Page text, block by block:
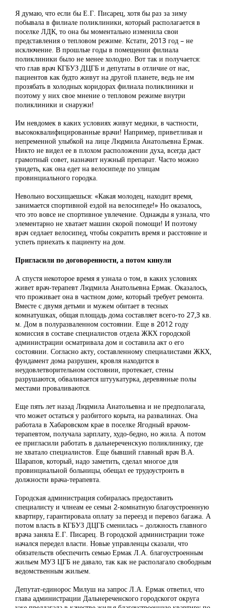
Я думаю, что если бы Е.Г. Писарец, хотя бы раз за зиму
побывала в филиале поликлиники, который располагается в
поселке ЛДК, то она бы моментально изменила свои
представления о тепловом режиме. Кстати, 2013 год – не
исключение. В прошлые годы в помещении филиала
поликлиники было не менее холодно. Вот так и получается:
что глав врач КГБУЗ ДЦГБ и депутаты в отличие от нас,
пациентов как будто живут на другой планете, ведь не им
прозябать в холодных коридорах филиала поликлиники и
поэтому у них свое мнение о тепловом режиме внутри
поликлиники и снаружи!
Им невдомек в каких условиях живут медики, в частности,
высококвалифицированные врачи! Например, приветливая и
непременной улыбкой на лице Людмила Анатольевна Ермак.
Никто не видел ее в плохом расположении духа, всегда даст
грамотный совет, назначит нужный препарат. Часто можно
увидеть, как она едет на велосипеде по улицам
провинциального городка.
Невольно восхищаешься: «Какая молодец, находит время,
занимается спортивной ездой на велосипеде!» Но оказалось,
что это вовсе не спортивное увлечение. Однажды я узнала, что
элементарно не хватает машин скорой помощи! И поэтому
врач седлает велосипед, чтобы сократить время и расстояние и
успеть приехать к пациенту на дом.
Пригласили по договоренности, а потом кинули
А спустя некоторое время я узнала о том, в каких условиях
живет врач-терапевт Людмила Анатольевна Ермак. Оказалось,
что проживает она в частном доме, который требует ремонта.
Вместе с двумя детьми и мужем обитает в тесных
комнатушках, общая площадь дома составляет всего-то 27,3 кв.
м. Дом в полуразваленном состоянии. Еще в 2012 году
комиссия в составе специалистов отдела ЖКХ городской
администрации осматривала дом и составила акт о его
состоянии. Согласно акту, составленному специалистами ЖКХ,
фундамент дома разрушен, кровля находится в
неудовлетворительном состоянии, протекает, стены
разрушаются, обваливается штуукатурка, деревянные полы
местами проваливаются.
Еще пять лет назад Людмила Анатольевна и не предполагала,
что может остаться у разбитого корыта, на развалинах. Она
работала в Хабаровском крае в поселке Ягодный врачом-
терапевтом, получала зарплату, худо-бедно, но жила. А потом
ее пригласили работать в дальнереченскую поликлинику, где
не хватало специалистов. Еще бывший главный врач В.А.
Шарапов, который, надо заметить, сделал многое для
провинциальной больницы, обещал ее трудоустроить в
должности врача-терапевта.
Городская администрация собиралась предоставить
специалисту и члнеам ее семьи 2-комнатную благоустроенную
квартиру, гарантировала оплату за переезд и перевоз багажа. А
потом власть в КГБУЗ ДЦГБ сменилась – должность главного
врача заняла Е.Г. Писарец. В городской администрации тоже
начался передел власти. Новые управленцы сказали, что
обязательств обеспечить семью Ермак Л.А. благоустроенным
жильем МУЗ ЦГБ не давало, так как не располагало свободным
ведомственным жильем.
Депутат-единорос Милуш на запрос Л.А. Ермак ответил, что
глава администрации Дальнереченского городскогот округа